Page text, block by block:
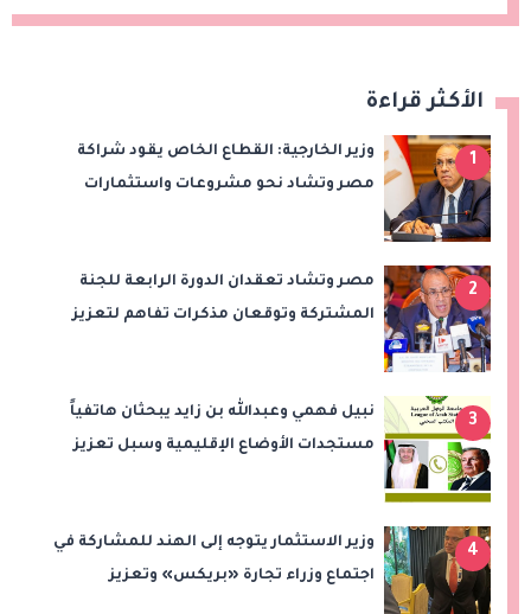
الأكثر قراءة
1
وزير الخارجية: القطاع الخاص يقود شراكة
مصر وتشاد نحو مشروعات واستثمارات
2
مصر وتشاد تعقدان الدورة الرابعة للجنة
المشتركة وتوقعان مذكرات تفاهم لتعزيز
3
نبيل فهمي وعبدالله بن زايد يبحثان هاتفياً
مستجدات الأوضاع الإقليمية وسبل تعزيز
4
وزير الاستثمار يتوجه إلى الهند للمشاركة في
اجتماع وزراء تجارة «بريكس» وتعزيز